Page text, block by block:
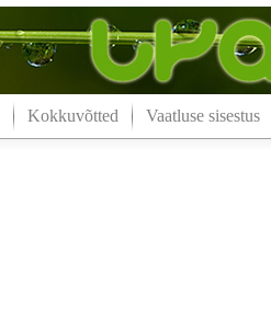
Kokkuvõtted Vaatluse sisestus